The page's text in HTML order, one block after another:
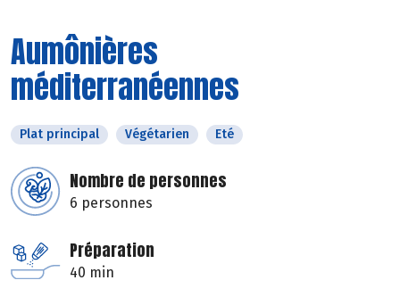
Aumônières
méditerranéennes
Plat principal Végétarien Eté
Nombre de personnes
6 personnes
Préparation
40 min